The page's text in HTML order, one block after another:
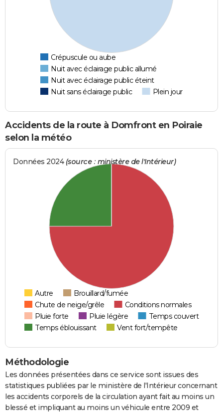
Crépuscule ou aube
Nuit avec éclairage public allumé
Nuit avec éclairage public éteint
Nuit sans éclairage public
Plein jour
Accidents de la route à Domfront en Poiraie
selon la météo
Données 2024 (source : ministère de l'Intérieur)
Autre
Brouillard/fumée
Chute de neige/grêle
Conditions normales
Pluie forte
Pluie légère
Temps couvert
Temps éblouissant
Vent fort/tempête
Méthodologie
Les données présentées dans ce service sont issues des
statistiques publiées par le ministère de l'Intérieur concernant
les accidents corporels de la circulation ayant fait au moins un
blessé et impliquant au moins un véhicule entre 2009 et